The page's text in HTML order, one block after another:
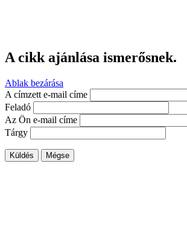
A cikk ajánlása ismerősnek.
Ablak bezárása
A címzett e-mail címe
Feladó
Az Ön e-mail címe
Tárgy
Küldés Mégse